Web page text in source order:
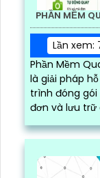
PHẦN MỀM
Lần xem:
Phần Mềm
là giải pháp
trình đóng
đơn và lưu trữ